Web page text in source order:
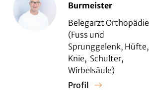
Burmeister
Belegarzt Orthopädie
(Fuss und
Sprunggelenk, Hüfte,
Knie, Schulter,
Wirbelsäule)
Profil